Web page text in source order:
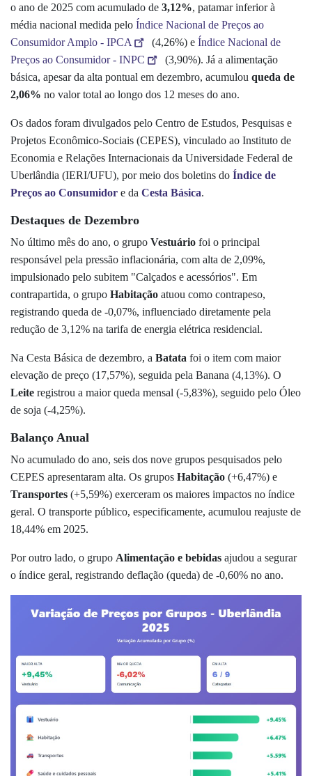
o ano de 2025 com acumulado de 3,12%, patamar inferior à
média nacional medida pelo Índice Nacional de Preços ao
Consumidor Amplo - IPCA
(4,26%) e Índice Nacional de
Preços ao Consumidor - INPC
(3,90%). Já a alimentação
básica, apesar da alta pontual em dezembro, acumulou queda de
2,06% no valor total ao longo dos 12 meses do ano.
Os dados foram divulgados pelo Centro de Estudos, Pesquisas e
Projetos Econômico-Sociais (CEPES), vinculado ao Instituto de
Economia e Relações Internacionais da Universidade Federal de
Uberlândia (IERI/UFU), por meio dos boletins do Índice de
Preços ao Consumidor e da Cesta Básica.
Destaques de Dezembro
No último mês do ano, o grupo Vestuário foi o principal
responsável pela pressão inflacionária, com alta de 2,09%,
impulsionado pelo subitem "Calçados e acessórios". Em
contrapartida, o grupo Habitação atuou como contrapeso,
registrando queda de -0,07%, influenciado diretamente pela
redução de 3,12% na tarifa de energia elétrica residencial.
Na Cesta Básica de dezembro, a Batata foi o item com maior
elevação de preço (17,57%), seguida pela Banana (4,13%). O
Leite registrou a maior queda mensal (-5,83%), seguido pelo Óleo
de soja (-4,25%).
Balanço Anual
No acumulado do ano, seis dos nove grupos pesquisados pelo
CEPES apresentaram alta. Os grupos Habitação (+6,47%) e
Transportes (+5,59%) exerceram os maiores impactos no índice
geral. O transporte público, especificamente, acumulou reajuste de
18,44% em 2025.
Por outro lado, o grupo Alimentação e bebidas ajudou a segurar
o índice geral, registrando deflação (queda) de -0,60% no ano.